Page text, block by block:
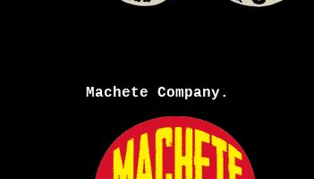
Machete Company.